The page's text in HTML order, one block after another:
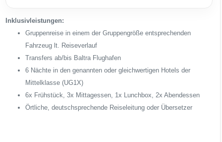
Inklusivleistungen:
Gruppenreise in einem der Gruppengröße entsprechenden
Fahrzeug lt. Reiseverlauf
Transfers ab/bis Baltra Flughafen
6 Nächte in den genannten oder gleichwertigen Hotels der
Mittelklasse (UG1X)
6x Frühstück, 3x Mittagessen, 1x Lunchbox, 2x Abendessen
Örtliche, deutschsprechende Reiseleitung oder Übersetzer